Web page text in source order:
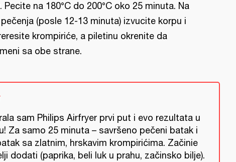
Pecite na 180°C do 200°C oko 25 minuta. Na
(posle 12-13 minuta) izvucite korpu i
krompiriće, a piletinu okrenite da
sa obe strane.
sam Philips Airfryer prvi put i evo rezultata u
Za samo 25 minuta – savršeno pečeni batak i
sa zlatnim, hrskavim krompirićima. Začinie
dodati (paprika, beli luk u prahu, začinsko bilje).